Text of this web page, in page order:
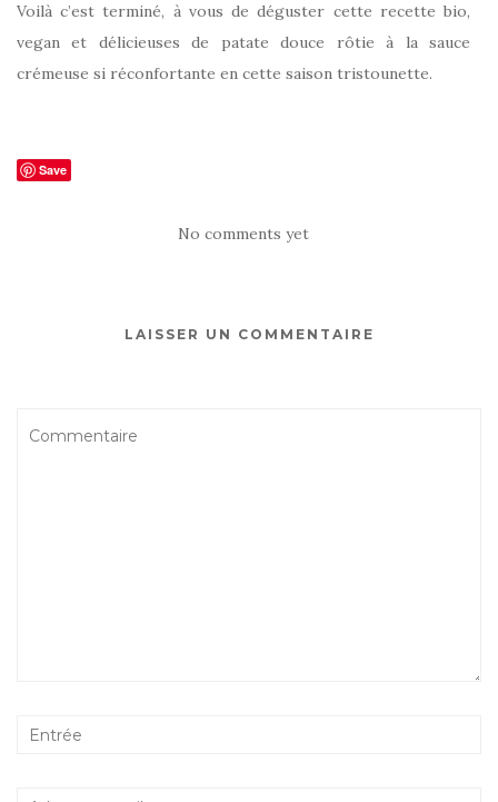
Voilà c’est terminé, à vous de déguster cette recette bio,
vegan et délicieuses de patate douce rôtie à la sauce
crémeuse si réconfortante en cette saison tristounette.
Save
No comments yet
LAISSER UN COMMENTAIRE